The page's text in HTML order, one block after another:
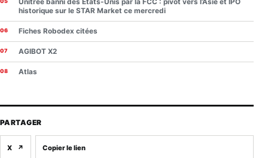
historique sur le STAR Market ce mercredi
Fiches Robodex citées
AGIBOT X2
Atlas
PARTAGER
X ↗ Copier le lien